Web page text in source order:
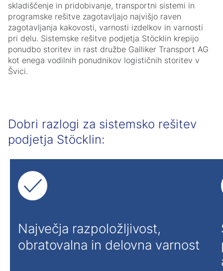
skladiščenje in pridobivanje, transportni sistemi in
programske rešitve zagotavljajo najvišjo raven
zagotavljanja kakovosti, varnosti izdelkov in varnosti
pri delu. Sistemske rešitve podjetja Stöcklin krepijo
ponudbo storitev in rast družbe Galliker Transport AG
kot enega vodilnih ponudnikov logističnih storitev v
Švici.
Dobri razlogi za sistemsko rešitev
podjetja Stöcklin:
Največja razpoložljivost,
obratovalna in delovna varnost